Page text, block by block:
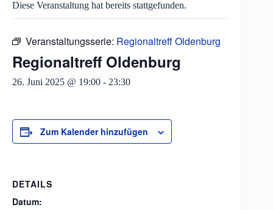
Diese Veranstaltung hat bereits stattgefunden.
Veranstaltungsserie: Regionaltreff Oldenburg
Regionaltreff Oldenburg
26. Juni 2025 @ 19:00 - 23:30
Zum Kalender hinzufügen
DETAILS
Datum: